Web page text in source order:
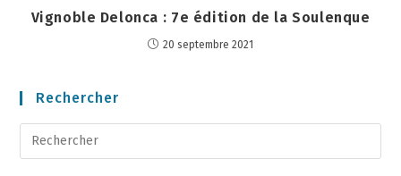
Vignoble Delonca : 7e édition de la Soulenque
20 septembre 2021
Rechercher